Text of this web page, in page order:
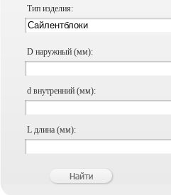
Тип изделия:
D наружный (мм):
d внутренний (мм):
L длина (мм):